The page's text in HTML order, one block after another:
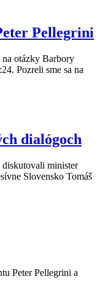
Pellegrini
otázky Barbory
Pozreli sme sa na
dialógoch
minister
Slovensko Tomáš
Peter Pellegrini a